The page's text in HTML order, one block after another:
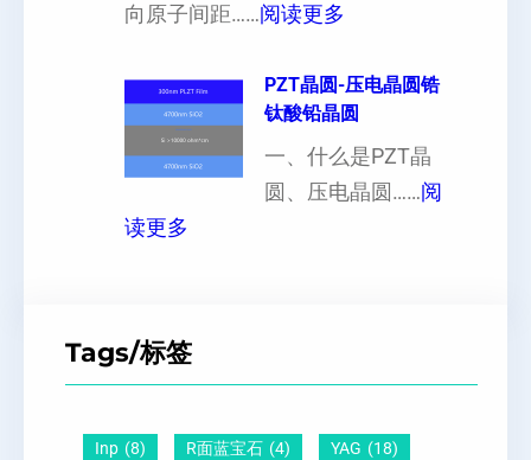
定
超
薄
硅
度
影
响
白
或
者
？
向原子间距……阅读更多
1
0
晶
向
向
PZT晶圆-压电晶圆锆
钛酸铅晶圆
一、什么是PZT晶
圆、压电晶圆……阅
读更多
晶
-
Tags/标签
Inp (8) R面蓝宝石 (4) YAG (18)